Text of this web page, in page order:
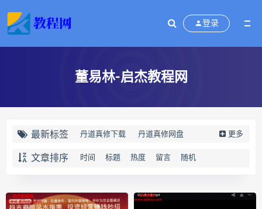
登录
董易林-启杰教程网
最新标签 丹道真修下载 丹道真修网盘
丹道真修养生术 丹道真修合集
赵氏寻因断根速效通经术网盘
更多
文章排序 时间 标题 热度 留言 随机